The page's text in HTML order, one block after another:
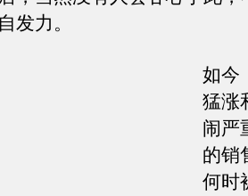
发力。
如今
猛涨
闹严
的销
何时